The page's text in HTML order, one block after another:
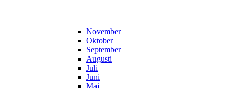
November
Oktober
September
Augusti
Juli
Juni
Maj